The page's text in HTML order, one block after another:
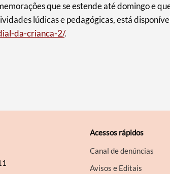
que se estende até domingo e
lúdicas e pedagógicas, está
da-crianca-2/.
Acessos rápidos
Canal de denúncias
Avisos e Editais